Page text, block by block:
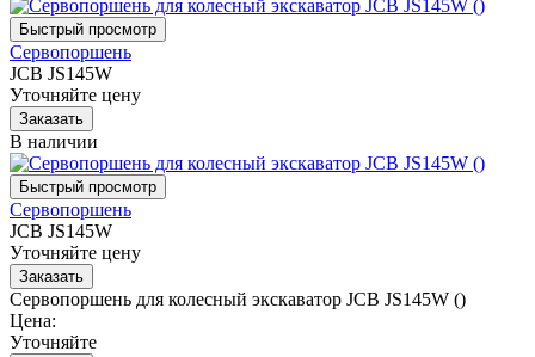
Сервопоршень
JCB JS145W
Уточняйте цену
В наличии
Сервопоршень
JCB JS145W
Уточняйте цену
Сервопоршень для колесный экскаватор JCB JS145W ()
Цена:
Уточняйте